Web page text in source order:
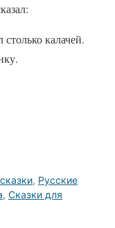
калачей.
, Русские
, Сказки для